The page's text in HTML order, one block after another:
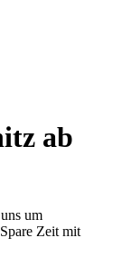
ab
um
Zeit mit